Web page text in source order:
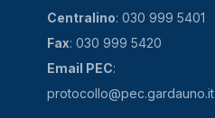
Centralino: 030 999 5401
Fax: 030 999 5420
Email PEC:
protocollo@pec.gardauno.it